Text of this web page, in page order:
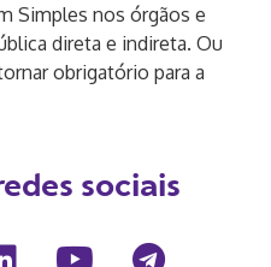
Simples nos órgãos e
direta e indireta. Ou
obrigatório para a
sociais